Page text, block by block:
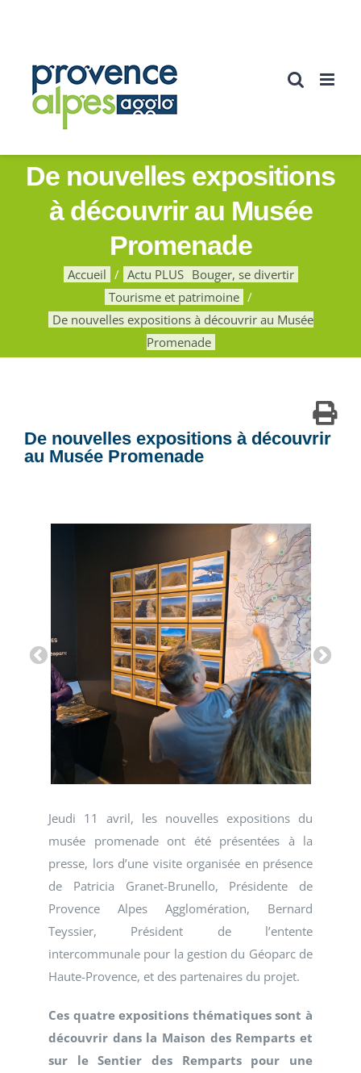
De nouvelles expositions
à découvrir au Musée
Promenade
Accueil Actu PLUS Bouger, se divertir
Tourisme et patrimoine
De nouvelles expositions à découvrir au Musée
Promenade
De nouvelles expositions à découvrir
au Musée Promenade
Jeudi 11 avril, les nouvelles expositions du
musée promenade ont été présentées à la
presse, lors d’une visite organisée en présence
de Patricia Granet-Brunello, Présidente de
Provence Alpes Agglomération, Bernard
Teyssier, Président de l’entente
intercommunale pour la gestion du Géoparc de
Haute-Provence, et des partenaires du projet.
Ces quatre expositions thématiques sont à
découvrir dans la Maison des Remparts et
sur le Sentier des Remparts pour une